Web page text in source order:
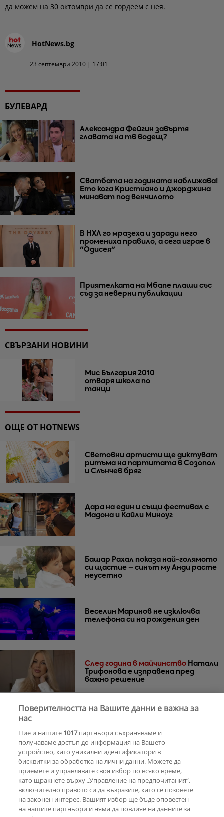
да можем на 30 октомври да се гордеем с нея.
HotNews.bg
23 септември 2010 | 17:01
БУЛЕВАРД
Александра Фейгин завъртя
главата на тв водещ?
Сватбата на годината наближава!
Ето кога Кристиано и Джорджина
минават под венчилото
В НХЛ го мразеха и заради него
промениха правило, а сега играе в
"Одисея"
Приятелката на Мбапе плаши със
съд за неверни публикации
СВЪРЗАНИ НОВИНИ
Мис България 2010
отваря школа по
танци
ОЩЕ ОТ HOTNEWS
Световни артисти ще диктуват
ритъма на партитата в Созопол
и Слънчев бряг
Дара на един и същи фестивал с
Мадона и Кайли Миноуг
Башар Рахал показа най-голямото
си щастие – синът му Анди расте
неусетно
Веселин Маринов не изключва
телефона си на рождения ден
След година в майчинство Натали
Трифонова е изправена пред
важно решение
приятелки
РЕКЛАМА
КОМЕНТАРИ
Поверителността на Вашите данни е важна за
нас
Ние и нашите 1017партньори съхраняваме и
получаваме достъп до информация на Вашето
устройство, като уникални идентификатори в
бисквитки за обработка на лични данни. Можете да
приемете и управлявате своя избор по всяко време,
като щракнете върху „Управление на предпочитания“,
включително правото си да възразите, като се позовете
на законен интерес. Вашият избор ще бъде оповестен
на нашите партньори и няма да повлияе на данните за